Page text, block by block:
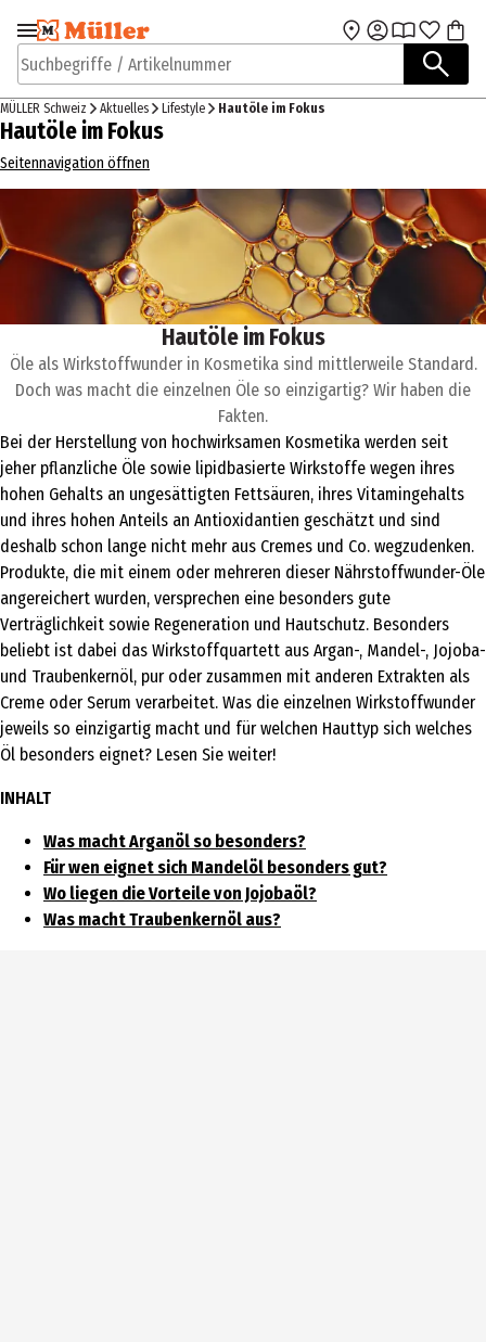
Zur Navigation
springen
Zum Hauptinhalt
Suchbegriffe / Artikelnummer
MÜLLER Schweiz Aktuelles Lifestyle Hautöle im Fokus
Hautöle im Fokus
Seitennavigation öffnen
Hautöle im Fokus
Öle als Wirkstoffwunder in Kosmetika sind mittlerweile Standard.
Doch was macht die einzelnen Öle so einzigartig? Wir haben die
Fakten.
Bei der Herstellung von hochwirksamen Kosmetika werden seit
jeher pflanzliche Öle sowie lipidbasierte Wirkstoffe wegen ihres
hohen Gehalts an ungesättigten Fettsäuren, ihres Vitamingehalts
und ihres hohen Anteils an Antioxidantien geschätzt und sind
deshalb schon lange nicht mehr aus Cremes und Co. wegzudenken.
Produkte, die mit einem oder mehreren dieser Nährstoffwunder-Öle
angereichert wurden, versprechen eine besonders gute
Verträglichkeit sowie Regeneration und Hautschutz. Besonders
beliebt ist dabei das Wirkstoffquartett aus Argan-, Mandel-, Jojoba-
und Traubenkernöl, pur oder zusammen mit anderen Extrakten als
Creme oder Serum verarbeitet. Was die einzelnen Wirkstoffwunder
jeweils so einzigartig macht und für welchen Hauttyp sich welches
Öl besonders eignet? Lesen Sie weiter!
INHALT
Was macht Arganöl so besonders?
Für wen eignet sich Mandelöl besonders gut?
Wo liegen die Vorteile von Jojobaöl?
Was macht Traubenkernöl aus?